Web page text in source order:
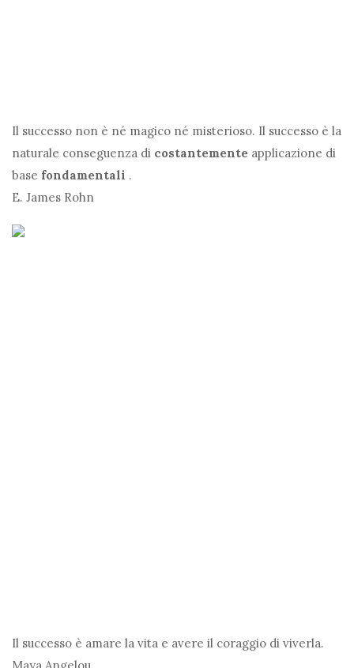
Il successo non è né magico né misterioso. Il successo è la
naturale conseguenza di costantemente applicazione di
base fondamentali .
E. James Rohn
Il successo è amare la vita e avere il coraggio di viverla.